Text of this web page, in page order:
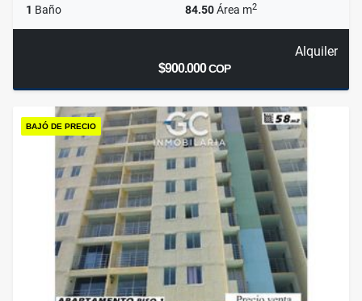
1 Baño 84.50Área m2
Alquiler
$900.000COP
BAJÓ DE PRECIO